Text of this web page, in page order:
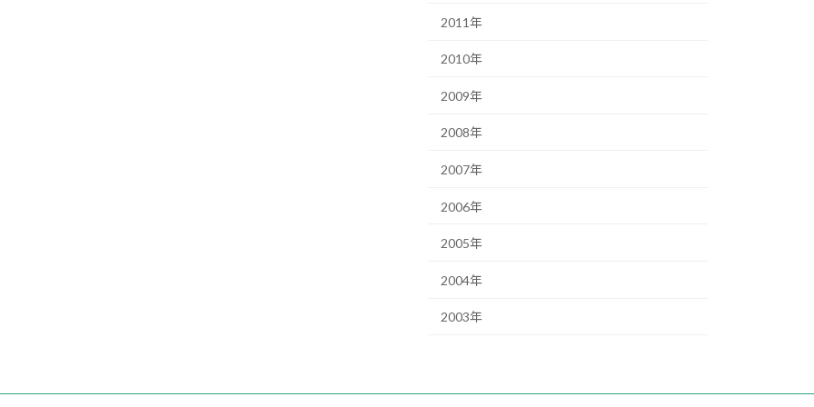
2011年
2010年
2009年
2008年
2007年
2006年
2005年
2004年
2003年